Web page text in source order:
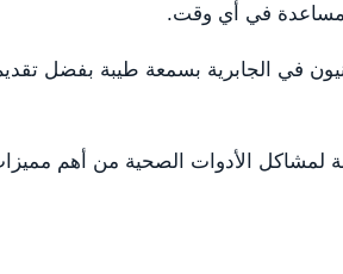
في أي وقت.
في الجابرية بسمعة طيبة بفضل
لمشاكل الأدوات الصحية من أهم